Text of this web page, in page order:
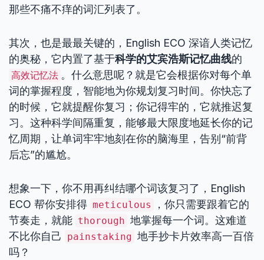
那些不痛不痒的词汇列表了。
其次，也是最最关键的，English ECO 深谙人类记忆
的奥秘，它内置了基于科学的艾宾浩斯记忆曲线的
高效记忆法 。什么意思呢？就是它会根据你对每个单
词的掌握程度，智能地为你规划复习时间。你快忘了
的时候，它就提醒你复习；你记得牢的，它就推迟复
习。这种科学间隔重复，能够最大限度地延长你的记
忆周期，让单词牢牢地刻在你的脑海里，告别“前背
后忘”的尴尬。
想象一下，你不用再纠结哪个词该复习了，English
ECO 帮你安排得 meticulous
，你只需要跟着它的
节奏走，就能 thorough 地掌握每一个词。这难道
不比你自己
painstaking 地手抄卡片效率高一百倍
吗？